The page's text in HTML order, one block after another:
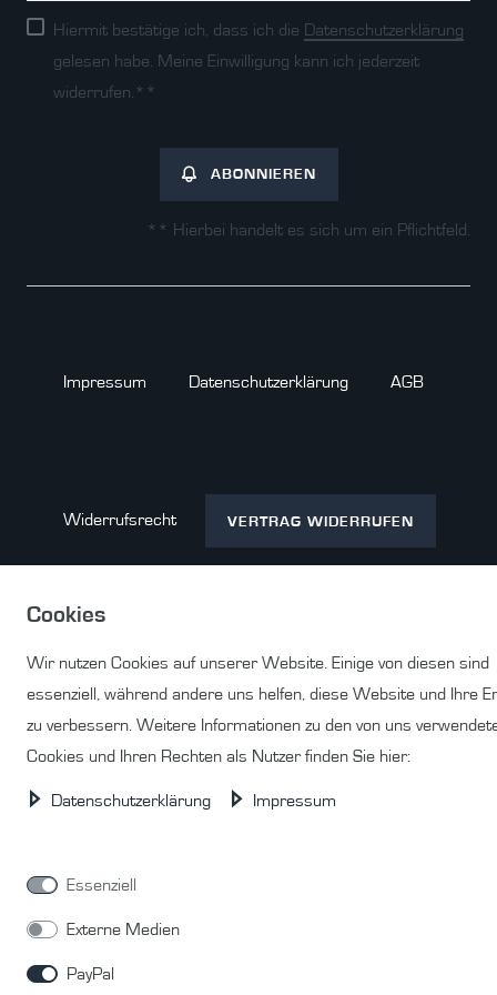
Hiermit bestätige ich, dass ich die Daten­schutz­erklärung
gelesen habe. Meine Einwilligung kann ich jederzeit
widerrufen.**
ABONNIEREN
** Hierbei handelt es sich um ein Pflichtfeld.
Impressum Daten­schutz­erklärung AGB
Widerrufs­recht VERTRAG WIDERRUFEN
Kontakt
© Copyright 2026 | Alle Rechte vorbehalten.
Cookies
Wir nutzen Cookies auf unserer Website. Einige von diesen sind
essenziell, während andere uns helfen, diese Website und Ihre
zu verbessern. Weitere Informationen zu den von uns
Cookies und Ihren Rechten als Nutzer finden Sie hier:
Daten­schutz­erklärung Impressum
Essenziell
Externe Medien
PayPal